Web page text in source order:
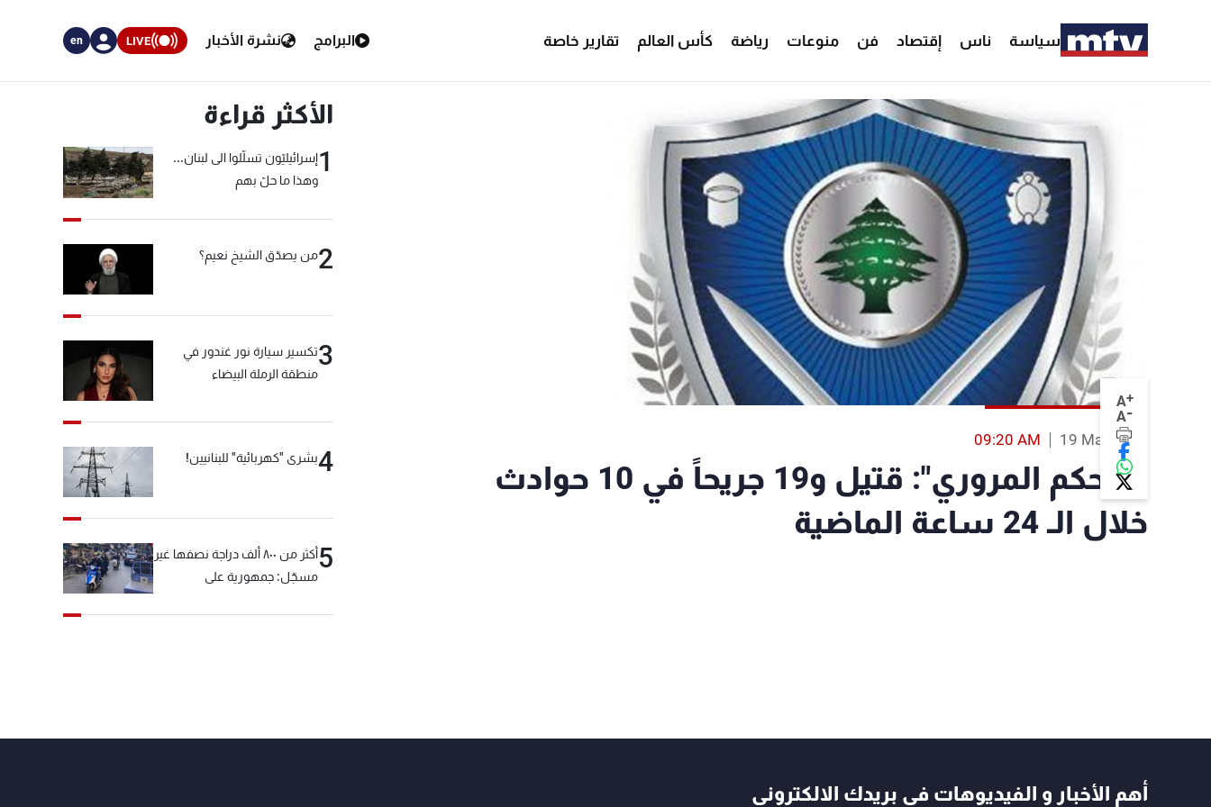
سياسة ناس إقتصاد فن منوعات رياضة كأس العالم تقارير خاصة البرامج نشرة الأخبار LIVE
en
A+
A-
19 Mar 2018
09:20 AM
"التحكم المروري": قتيل و19 جريحاً في 10 حوادث
خلال الـ 24 ساعة الماضية
الأكثر قراءة
1إسرائيليّون تسلّلوا الى لبنان...
وهذا ما حلّ بهم
2من يصدّق الشيخ نعيم؟
3تكسير سيارة نور غندور في
منطقة الرملة البيضاء
4بشرى "كهربائية" للبنانيين!
5
أكثر من ٨٠٠ ألف دراجة نصفها غير
مسجّل: جمهورية على
أهم الأخبار و الفيديوهات في بريدك الالكتروني